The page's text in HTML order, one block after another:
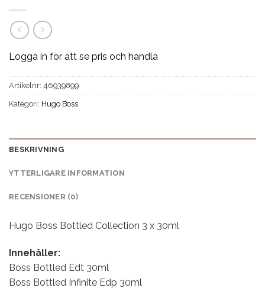
Logga in för att se pris och handla
Artikelnr: 46939899
Kategori: Hugo Boss
BESKRIVNING
YTTERLIGARE INFORMATION
RECENSIONER (0)
Hugo Boss Bottled Collection 3 x 30ml
Innehåller:
Boss Bottled Edt 30ml
Boss Bottled Infinite Edp 30ml